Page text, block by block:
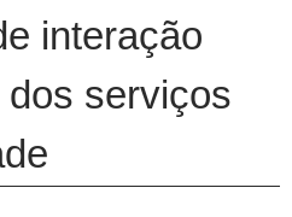
interação
serviços